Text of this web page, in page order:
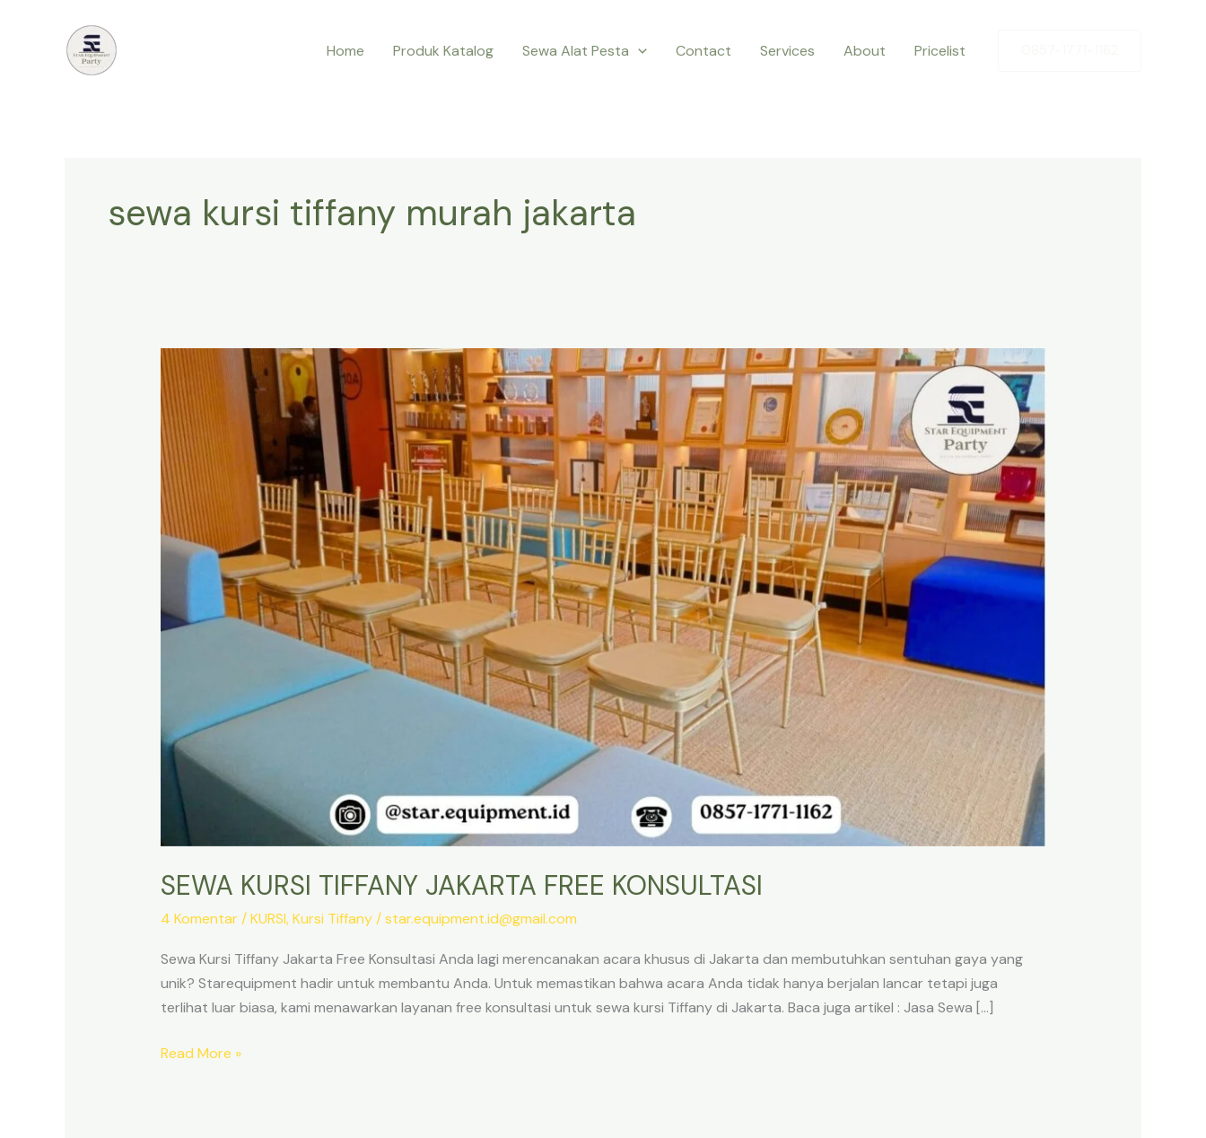
Home Produk Katalog Sewa Alat Pesta Contact Services About Pricelist
sewa kursi tiffany murah jakarta
SEWA KURSI TIFFANY JAKARTA FREE KONSULTASI
4 Komentar /KURSI,Kursi Tiffany/star.equipment.id@gmail.com
Sewa Kursi Tiffany Jakarta Free Konsultasi Anda lagi merencanakan acara khusus di Jakarta dan membutuhkan sentuhan gaya yang
unik? Starequipment hadir untuk membantu Anda. Untuk memastikan bahwa acara Anda tidak hanya berjalan lancar tetapi juga
terlihat luar biasa, kami menawarkan layanan free konsultasi untuk sewa kursi Tiffany di Jakarta. Baca juga artikel : Jasa Sewa […]
SEWA
Read More »